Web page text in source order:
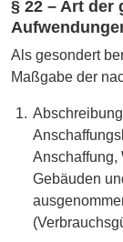
§ 22 – Art der
Als gesondert
Maßgabe der
Anschaffung,
Gebäuden